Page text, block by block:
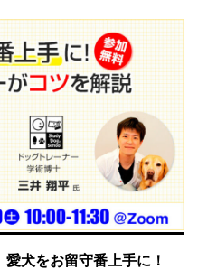
犬をお留守番上手に！